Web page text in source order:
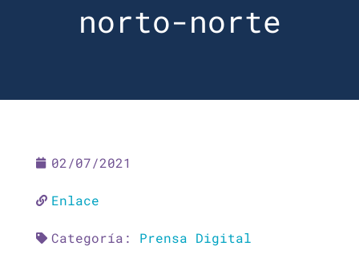
norto-norte
02/07/2021
Enlace
Categoría: Prensa Digital